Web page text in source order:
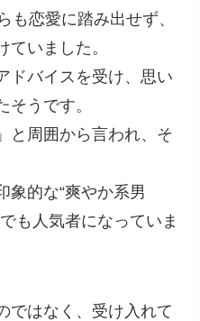
も恋愛に踏み出せず、
ていました。
ドバイスを受け、思い
そうです。
と周囲から言われ、そ
象的な“爽やか系男
も人気者になっていま
ではなく、受け入れて